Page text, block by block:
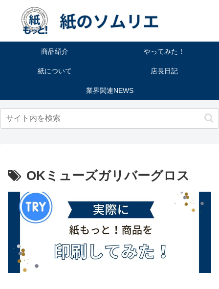
商品紹介 やってみた！
紙について 店長日記
業界関連NEWS
OKミューズガリバーグロス